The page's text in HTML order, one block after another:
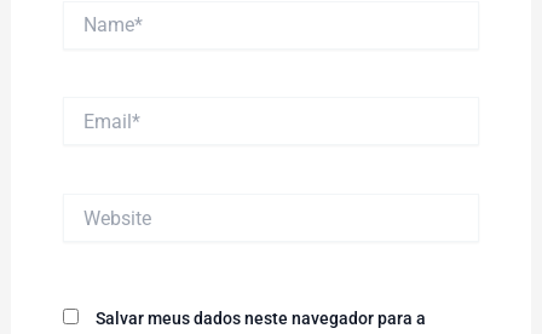
Salvar meus dados neste navegador para a